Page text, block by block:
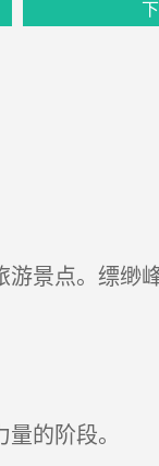
景点。缥缈
的阶段。